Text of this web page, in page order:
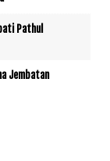
Pathul
Jembatan